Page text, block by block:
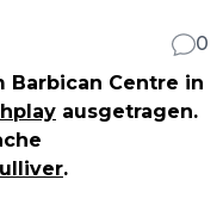
0
Barbican Centre in
ausgetragen.
.